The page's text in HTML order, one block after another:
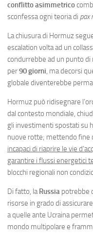
conflitto asimmetrico
sconfessa ogni teoria di pax
La chiusura di Hormuz
escalation volta ad un
condurrebbe ad un punto
per90 giorni, ma decorsi
globale diventerebbe
Hormuz può ridisegnare
dal contesto mondiale,
gli investimenti spostati su
nuove rotte; mettendo fine
incapaci di riaprire le vie
garantire i flussi energetici
blocchi regionali non
Di fatto, laRussia potrebbe
risorse in grado di
a quelle ante Ucraina
mondo multipolare e